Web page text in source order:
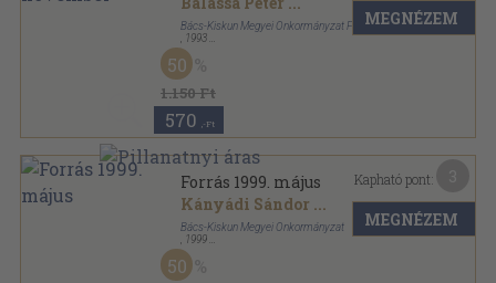
Bács-Kiskun Megyei Önkormányzat Forrás Kiadó
1993
Ragasztott papírkötés
Forrás sorozat
1.150 Ft
50
570 ,-Ft
MEGNÉZEM
Forrás 1999. május
Kányádi Sándor ...
Bács-Kiskun Megyei Önkormányzat
1999
Ragasztott papírkötés
Forrás sorozat
50
Kapható pont:
MEGNÉZEM